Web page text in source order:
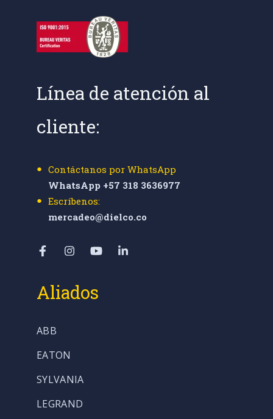
Línea de atención al
cliente:
Contáctanos por WhatsApp
WhatsApp +57 318 3636977
Escríbenos:
mercadeo@dielco.co
Aliados
ABB
EATON
SYLVANIA
LEGRAND